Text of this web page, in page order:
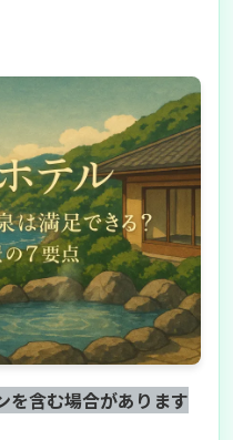
を含む場合があります